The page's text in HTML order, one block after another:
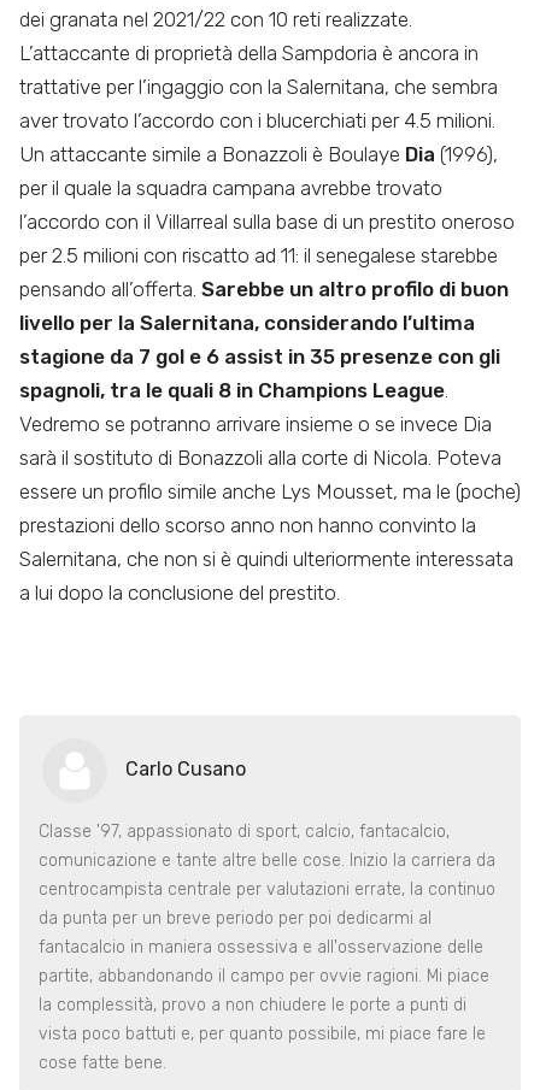
dei granata nel 2021/22 con 10 reti realizzate.
L’attaccante di proprietà della Sampdoria è ancora in
trattative per l’ingaggio con la Salernitana, che sembra
aver trovato l’accordo con i blucerchiati per 4.5 milioni.
Un attaccante simile a Bonazzoli è Boulaye Dia (1996),
per il quale la squadra campana avrebbe trovato
l’accordo con il Villarreal sulla base di un prestito oneroso
per 2.5 milioni con riscatto ad 11: il senegalese starebbe
pensando all’offerta. Sarebbe un altro profilo di buon
livello per la Salernitana, considerando l’ultima
stagione da 7 gol e 6 assist in 35 presenze con gli
spagnoli, tra le quali 8 in Champions League.
Vedremo se potranno arrivare insieme o se invece Dia
sarà il sostituto di Bonazzoli alla corte di Nicola. Poteva
essere un profilo simile anche Lys Mousset, ma le (poche)
prestazioni dello scorso anno non hanno convinto la
Salernitana, che non si è quindi ulteriormente interessata
a lui dopo la conclusione del prestito.
Carlo Cusano
Classe '97, appassionato di sport, calcio, fantacalcio,
comunicazione e tante altre belle cose. Inizio la carriera da
centrocampista centrale per valutazioni errate, la continuo
da punta per un breve periodo per poi dedicarmi al
fantacalcio in maniera ossessiva e all'osservazione delle
partite, abbandonando il campo per ovvie ragioni. Mi piace
la complessità, provo a non chiudere le porte a punti di
vista poco battuti e, per quanto possibile, mi piace fare le
cose fatte bene.